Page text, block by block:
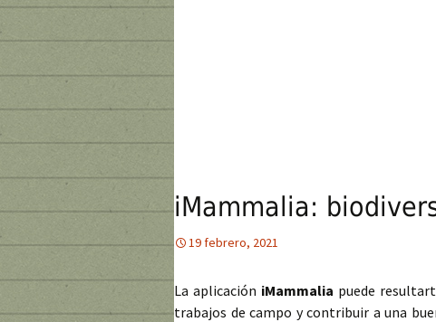
iMammalia:
19 febrero, 2021
La aplicación iMammalia puede
trabajos de campo y contribuir a una